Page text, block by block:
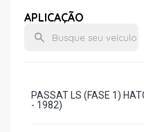
APLICAÇÃO
PASSAT LS (FASE 1)
- 1982)